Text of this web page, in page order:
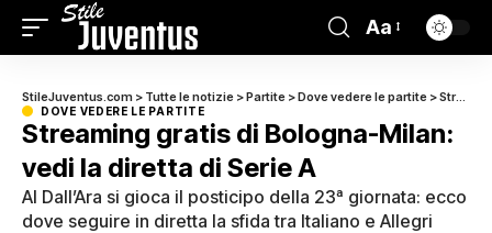
Aa
StileJuventus.com > Tutte le notizie >Partite >Dove vedere le partite >Streaming gratis di Bologna-Milan: vedi la diretta di Serie A
DOVE VEDERE LE PARTITE
Streaming gratis di Bologna-Milan:
vedi la diretta di Serie A
Al Dall’Ara si gioca il posticipo della 23ª giornata: ecco
dove seguire in diretta la sfida tra Italiano e Allegri